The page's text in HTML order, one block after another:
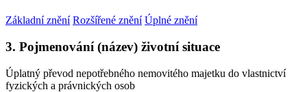
Základní znění Rozšířené znění Úplné znění
3. Pojmenování (název) životní situace
Úplatný převod nepotřebného nemovitého majetku do vlastnictví
fyzických a právnických osob